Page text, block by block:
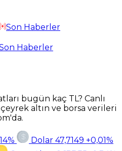
Son Haberler
Haberler
bugün kaç TL? Canlı
altın ve borsa verileri
Dolar 47,7149 +0,01%